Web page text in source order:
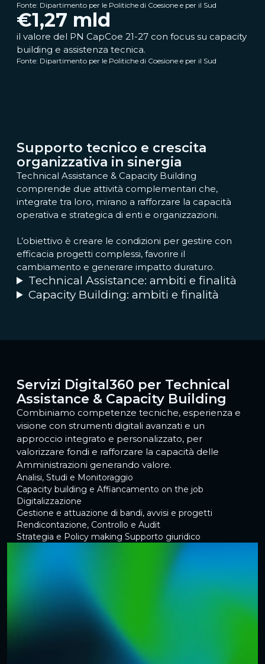
Fonte: Dipartimento per le Politiche di Coesione e per il Sud
€1,27 mld
il valore del PN CapCoe 21-27 con focus su capacity
building e assistenza tecnica.
Fonte: Dipartimento per le Politiche di Coesione e per il Sud
Supporto tecnico e crescita
organizzativa in sinergia
Technical Assistance & Capacity Building
comprende due attività complementari che,
integrate tra loro, mirano a rafforzare la capacità
operativa e strategica di enti e organizzazioni.
L’obiettivo è creare le condizioni per gestire con
efficacia progetti complessi, favorire il
cambiamento e generare impatto duraturo.
Technical Assistance: ambiti e finalità
Capacity Building: ambiti e finalità
Servizi Digital360 per Technical
Assistance & Capacity Building
Combiniamo competenze tecniche, esperienza e
visione con strumenti digitali avanzati e un
approccio integrato e personalizzato, per
valorizzare fondi e rafforzare la capacità delle
Amministrazioni generando valore.
Analisi, Studi e Monitoraggio
Capacity building e Affiancamento on the job
Digitalizzazione
Gestione e attuazione di bandi, avvisi e progetti
Rendicontazione, Controllo e Audit
Strategia e Policy making Supporto giuridico